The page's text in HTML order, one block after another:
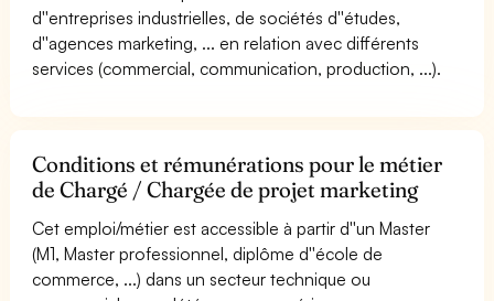
d''entreprises industrielles, de sociétés d''études,
d''agences marketing, ... en relation avec différents
services (commercial, communication, production, ...).
Conditions et rémunérations pour le métier
de Chargé / Chargée de projet marketing
Cet emploi/métier est accessible à partir d''un Master
(M1, Master professionnel, diplôme d''école de
commerce, ...) dans un secteur technique ou